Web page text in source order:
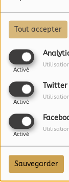
Tout accepter
Activé
Twitter
Activé
Activé
Sauvegarder